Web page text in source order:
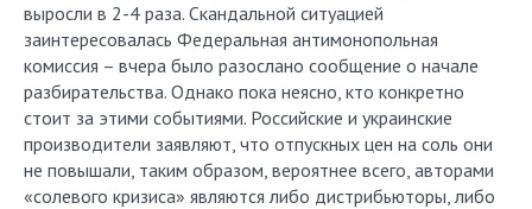
выросли в 2-4 раза. Скандальной ситуацией
заинтересовалась Федеральная антимонопольная
комиссия – вчера было разослано сообщение о начале
разбирательства. Однако пока неясно, кто конкретно
стоит за этими событиями. Российские и украинские
производители заявляют, что отпускных цен на соль они
не повышали, таким образом, вероятнее всего, авторами
«солевого кризиса» являются либо дистрибьюторы, либо